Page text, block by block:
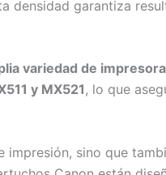
garantiza
variedad de
y MX521, lo que
impresión, sino que